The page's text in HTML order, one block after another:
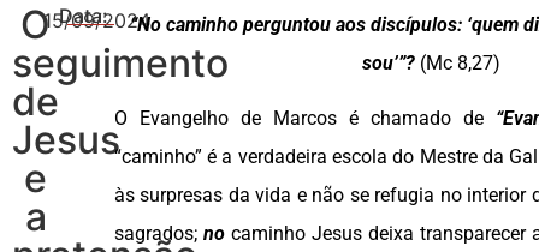
O
seguimento
de
Jesus
e
a
Data:
15/09/2024“No caminho perguntou aos discípulos: ‘quem
sou’”? (Mc 8,27)
O Evangelho de Marcos é chamado de
“caminho” é a verdadeira escola do Mestre da
às surpresas da vida e não se refugia no interior
sagrados; nocaminho Jesus deixa transparecer